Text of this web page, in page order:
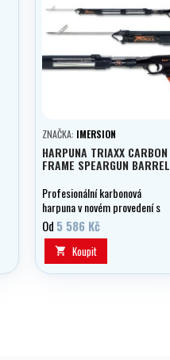
ZNAČKA: IMERSION
HARPUNA TRIAXX CARBON
FRAME SPEARGUN BARREL
Profesionální karbonová
harpuna v novém provedení s
důmyslným řešením otevřené
karbonové hlavně s minimálním
odporem vody při míření.
Od 5 586 Kč
 Koupit